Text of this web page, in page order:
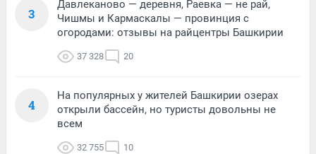
3
Давлеканово — деревня, Раевка — не рай,
Чишмы и Кармаскалы — провинция с
огородами: отзывы на райцентры Башкирии
37 328 20
4
На популярных у жителей Башкирии озерах
открыли бассейн, но туристы довольны не
всем
32 755 10